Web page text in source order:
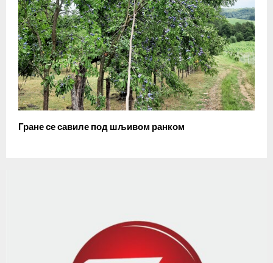
Гране се савиле под шљивом ранком